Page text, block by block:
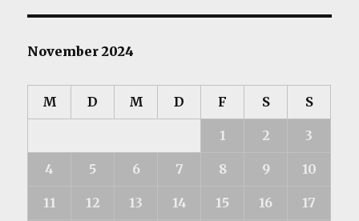
November 2024
M D M D F S S
1 2 3
4 5 6 7 8 9 10
11 12 13 14 15 16 17